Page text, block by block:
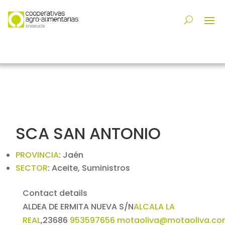
SCA SAN ANTONIO
PROVINCIA: Jaén
SECTOR: Aceite, Suministros
Contact details
ALDEA DE ERMITA NUEVA S/NALCALA LA
REAL,23686 953597656